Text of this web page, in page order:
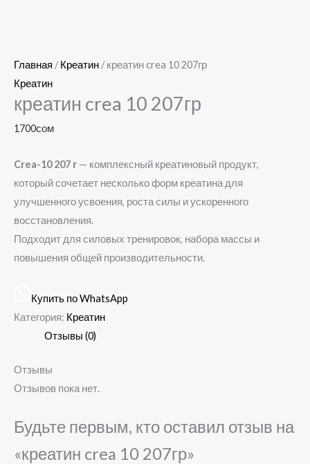
Главная /Креатин / креатин crea 10 207гр
Креатин
креатин crea 10 207гр
1700сом
Crea-10 207 г — комплексный креатиновый продукт,
который сочетает несколько форм креатина для
улучшенного усвоения, роста силы и ускоренного
восстановления.
Подходит для силовых тренировок, набора массы и
повышения общей производительности.
Купить по WhatsApp
Категория: Креатин
Отзывы (0)
Отзывы
Отзывов пока нет.
Будьте первым, кто оставил отзыв на
«креатин crea 10 207гр»